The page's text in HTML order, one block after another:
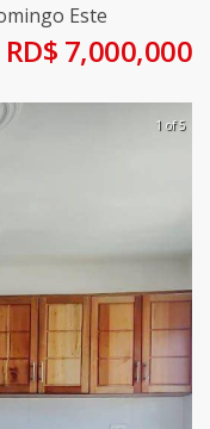
Este
RD$ 7,000,000
1 of 5